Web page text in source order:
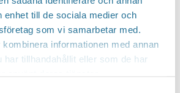
enhet till de sociala medier och
som vi samarbetar med.
informationen med annan
har tillhandahållit eller som de har